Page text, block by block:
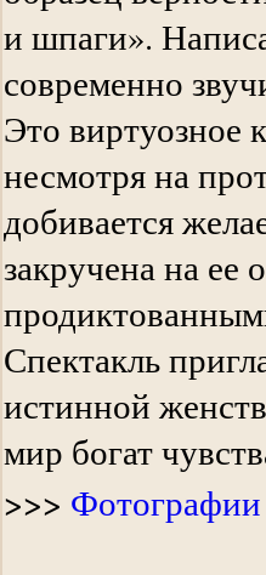
и шпаги».
современно
Это виртуозное
несмотря на
добивается
закручена на ее
Спектакль
истинной
мир богат
>>>